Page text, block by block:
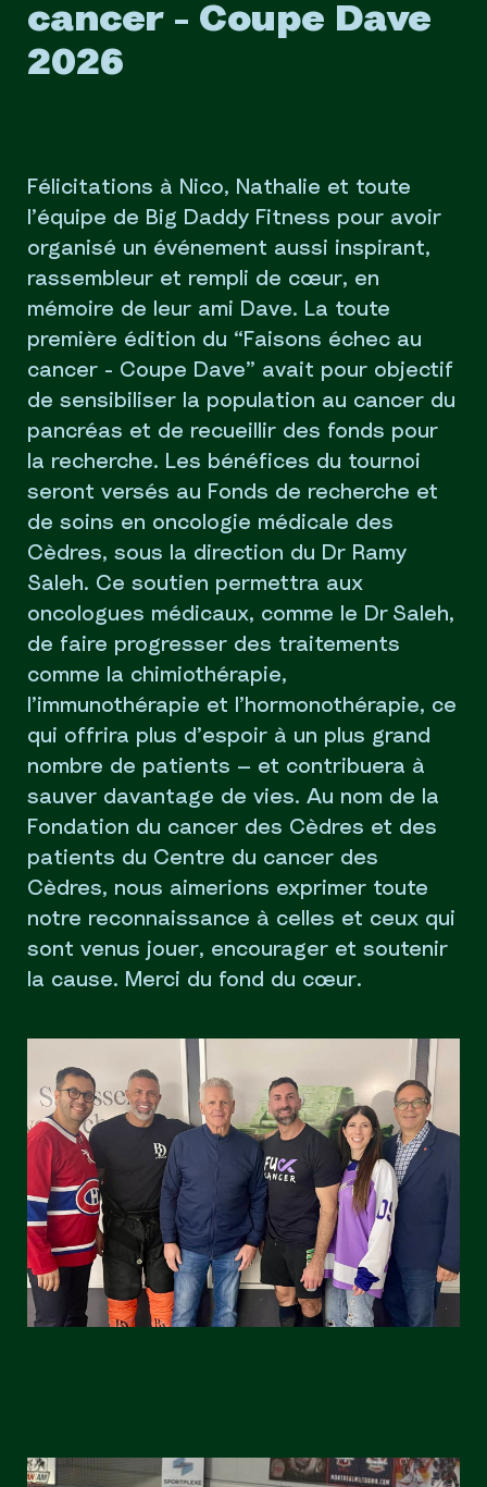
cancer - Coupe Dave
2026
Félicitations à Nico, Nathalie et toute
l’équipe de Big Daddy Fitness pour avoir
organisé un événement aussi inspirant,
rassembleur et rempli de cœur, en
mémoire de leur ami Dave. La toute
première édition du “Faisons échec au
cancer - Coupe Dave” avait pour objectif
de sensibiliser la population au cancer du
pancréas et de recueillir des fonds pour
la recherche. Les bénéfices du tournoi
seront versés au Fonds de recherche et
de soins en oncologie médicale des
Cèdres, sous la direction du Dr Ramy
Saleh. Ce soutien permettra aux
oncologues médicaux, comme le Dr Saleh,
de faire progresser des traitements
comme la chimiothérapie,
l’immunothérapie et l’hormonothérapie, ce
qui offrira plus d’espoir à un plus grand
nombre de patients — et contribuera à
sauver davantage de vies. Au nom de la
Fondation du cancer des Cèdres et des
patients du Centre du cancer des
Cèdres, nous aimerions exprimer toute
notre reconnaissance à celles et ceux qui
sont venus jouer, encourager et soutenir
la cause. Merci du fond du cœur.